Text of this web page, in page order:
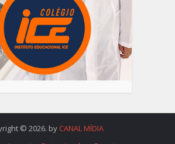
© 2026. by CANAL MÍDIA